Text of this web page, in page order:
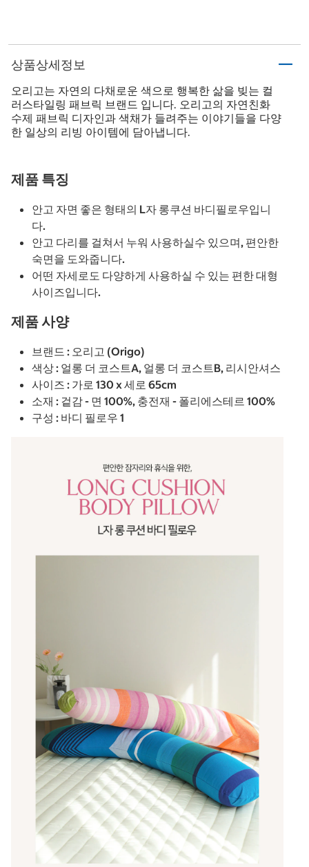
상품상세정보
오리고는 자연의 다채로운 색으로 행복한 삶을 빚는 컬
러스타일링 패브릭 브랜드 입니다. 오리고의 자연친화
수제 패브릭 디자인과 색채가 들려주는 이야기들을 다양
한 일상의 리빙 아이템에 담아냅니다.
제품 특징
안고 자면 좋은 형태의 L자 롱쿠션 바디필로우입니
다.
안고 다리를 걸쳐서 누워 사용하실수 있으며, 편안한
숙면을 도와줍니다.
어떤 자세로도 다양하게 사용하실 수 있는 편한 대형
사이즈입니다.
제품 사양
브랜드 : 오리고 (Origo)
색상 : 얼롱 더 코스트A, 얼롱 더 코스트B, 리시안셔스
사이즈 : 가로 130 x 세로 65cm
소재 : 겉감 - 면 100%, 충전재 - 폴리에스테르 100%
구성 : 바디 필로우 1